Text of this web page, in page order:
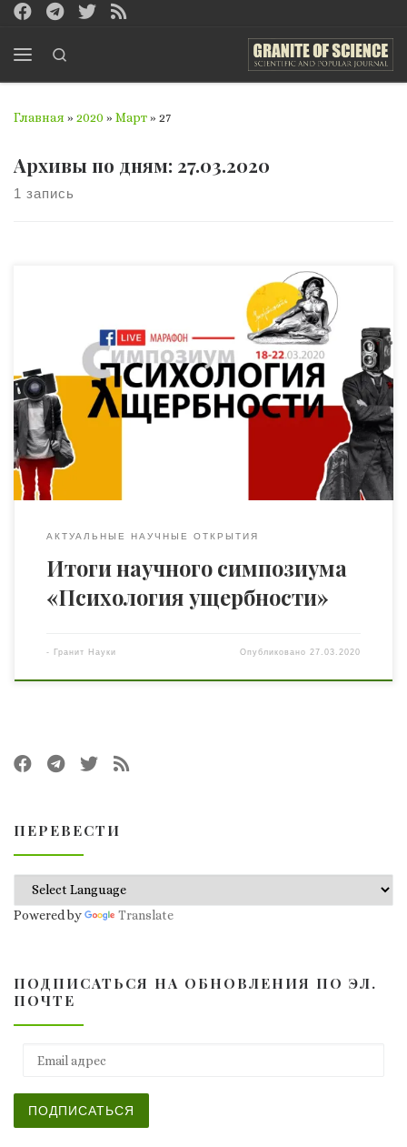
Перейти к содержимому
Главная » 2020 » Март» 27
Архивы по дням: 27.03.2020
1 запись
В связи с резонансно известной обстановкой, которую
некоторые СМИ нагнетают до уровня пандемии, в
европейском пространстве сегодня существует ряд
ограничений, в том числе, послуживших
незначительны препятствием для проведения
традиционно открытого международной симпозиума.
Однако для экспедиционной группы под
руководством академика Олега Мальцева даже такое,
казалось бы, глобальное событие не стало преградой […]
АКТУАЛЬНЫЕ НАУЧНЫЕ ОТКРЫТИЯ
Итоги научного симпозиума
«Психология ущербности»
- Гранит Науки Опубликовано 27.03.2020
ПЕРЕВЕСТИ
Powered by Translate
ПОДПИСАТЬСЯ НА ОБНОВЛЕНИЯ ПО ЭЛ.
ПОЧТЕ
ПОДПИСАТЬСЯ